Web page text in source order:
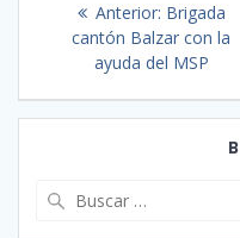
Anterior: Brigada
cantón Balzar con la
ayuda del MSP